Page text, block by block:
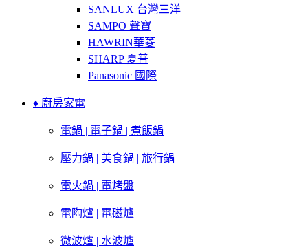
SANLUX 台灣三洋
SAMPO 聲寶
HAWRIN華菱
SHARP 夏普
Panasonic 國際
♦ 廚房家電
電鍋 | 電子鍋 | 煮飯鍋
壓力鍋 | 美食鍋 | 旅行鍋
電火鍋 | 電烤盤
電陶爐 | 電磁爐
微波爐 | 水波爐